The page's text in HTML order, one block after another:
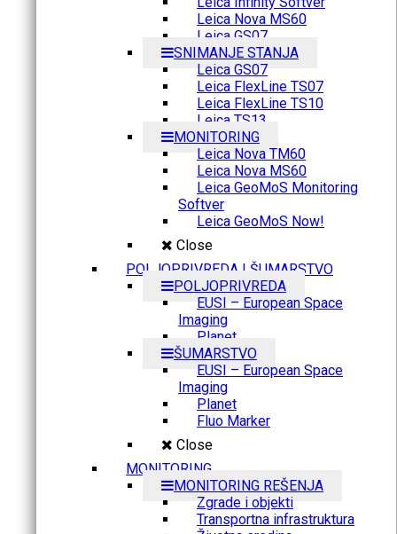
Leica Nova MS60
Leica GS07
SNIMANJE STANJA
Leica GS07
Leica FlexLine TS07
Leica FlexLine TS10
Leica TS13
MONITORING
Leica Nova TM60
Leica Nova MS60
Leica GeoMoS Monitoring
Softver
Leica GeoMoS Now!
Close
POLJOPRIVREDA I ŠUMARSTVO
POLJOPRIVREDA
EUSI – European Space
Imaging
Planet
ŠUMARSTVO
EUSI – European Space
Imaging
Planet
Fluo Marker
Close
MONITORING
MONITORING REŠENJA
Zgrade i objekti
Transportna infrastruktura